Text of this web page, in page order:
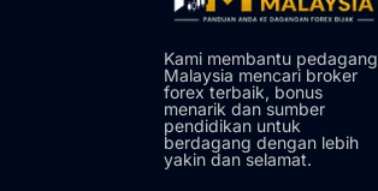
Kami membantu pedagang
Malaysia mencari broker
forex terbaik, bonus
menarik dan sumber
pendidikan untuk
berdagang dengan lebih
yakin dan selamat.